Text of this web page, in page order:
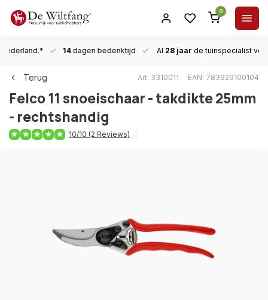
0
14dagen bedenktijd Al 28 jaar de tuinspecialist
Terug Art: 3310011 EAN: 783929100104
Felco11 snoeischaar - takdikte 25mm
- rechtshandig
10/10 (2 Reviews)